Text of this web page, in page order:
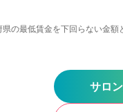
の最低賃金を下回らない金額
サロ